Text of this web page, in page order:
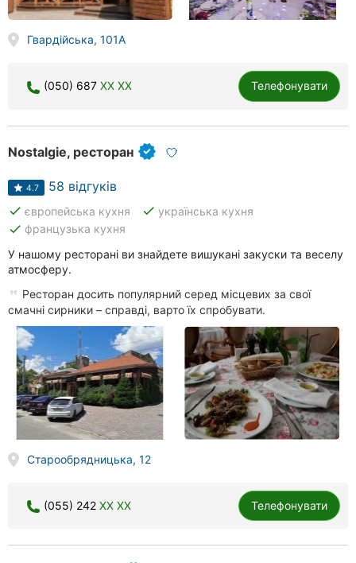
Гвардiйськa, 101А
(050) 687 XX XX Телефонувати
Nostalgie, ресторан
4.7 58 відгуків
done європейська кухня done українська кухня
done французька кухня
У нашому ресторані ви знайдете вишукані закуски та веселу
атмосферу.
Ресторан досить популярний серед місцевих за свої
смачні сирники – справді, варто їх спробувати.
Старообрядницька, 12
(055) 242 XX XX Телефонувати